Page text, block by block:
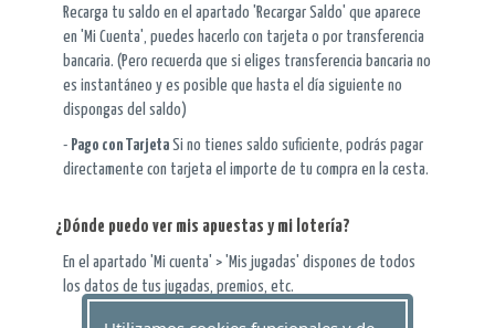
Recarga tu saldo en el apartado 'Recargar Saldo' que aparece
en 'Mi Cuenta', puedes hacerlo con tarjeta o por transferencia
bancaria. (Pero recuerda que si eliges transferencia bancaria no
es instantáneo y es posible que hasta el día siguiente no
dispongas del saldo)
- Pago con Tarjeta Si no tienes saldo suficiente, podrás pagar
directamente con tarjeta el importe de tu compra en la cesta.
¿Dónde puedo ver mis apuestas y mi lotería?
En el apartado 'Mi cuenta' > 'Mis jugadas' dispones de todos
los datos de tus jugadas, premios, etc.